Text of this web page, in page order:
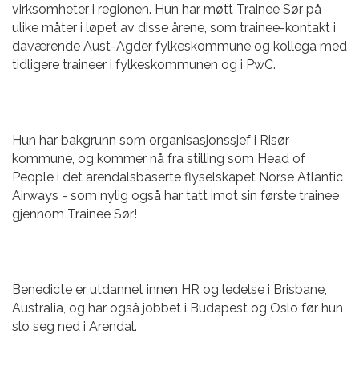
virksomheter i regionen. Hun har møtt Trainee Sør på
ulike måter i løpet av disse årene, som trainee-kontakt i
daværende Aust-Agder fylkeskommune og kollega med
tidligere traineer i fylkeskommunen og i PwC.
Hun har bakgrunn som organisasjonssjef i Risør
kommune, og kommer nå fra stilling som Head of
People i det arendalsbaserte flyselskapet Norse Atlantic
Airways - som nylig også har tatt imot sin første trainee
gjennom Trainee Sør!
Benedicte er utdannet innen HR og ledelse i Brisbane,
Australia, og har også jobbet i Budapest og Oslo før hun
slo seg ned i Arendal.